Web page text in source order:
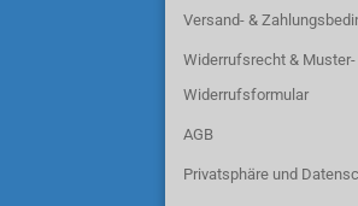
Versand- &
Widerrufsrecht & Muster-
Widerrufsformular
AGB
Privatsphäre und